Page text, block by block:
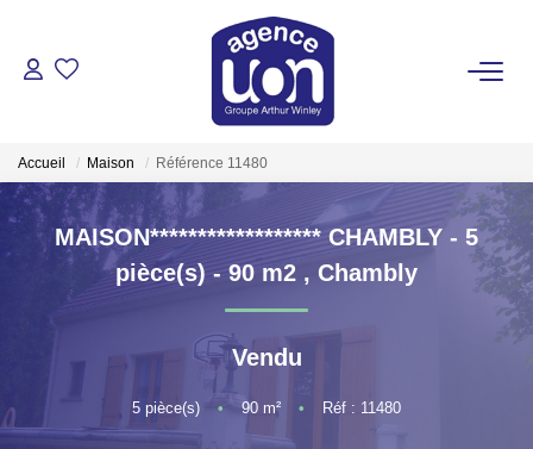
ACHETER
LOUER
GÉRER
ESTIMER
VOTRE AGENCE
Accueil Maison Référence 11480
MAISON****************** CHAMBLY - 5
pièce(s) - 90 m2 , Chambly
Vendu
5 pièce(s) • 90 m² • Réf : 11480